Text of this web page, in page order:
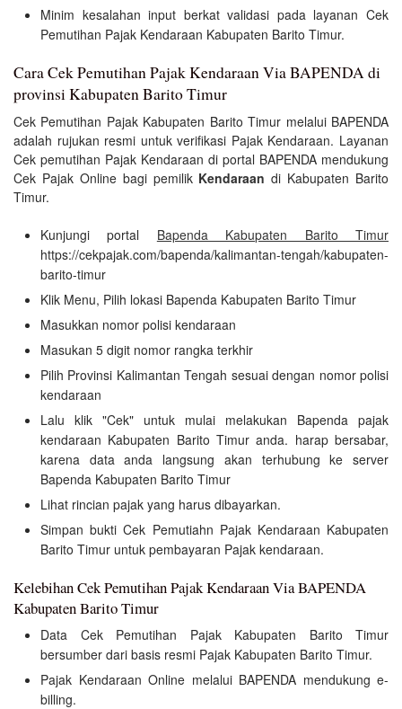
Minim kesalahan input berkat validasi pada layanan Cek
Pemutihan Pajak Kendaraan Kabupaten Barito Timur.
Cara Cek Pemutihan Pajak Kendaraan Via BAPENDA di
provinsi Kabupaten Barito Timur
Cek Pemutihan Pajak Kabupaten Barito Timur melalui BAPENDA
adalah rujukan resmi untuk verifikasi Pajak Kendaraan. Layanan
Cek pemutihan Pajak Kendaraan di portal BAPENDA mendukung
Cek Pajak Online bagi pemilik Kendaraan di Kabupaten Barito
Timur.
Kunjungi portal Bapenda Kabupaten Barito Timur
https://cekpajak.com/bapenda/kalimantan-tengah/kabupaten-
barito-timur
Klik Menu, Pilih lokasi Bapenda Kabupaten Barito Timur
Masukkan nomor polisi kendaraan
Masukan 5 digit nomor rangka terkhir
Pilih Provinsi Kalimantan Tengah sesuai dengan nomor polisi
kendaraan
Lalu klik "Cek" untuk mulai melakukan Bapenda pajak
kendaraan Kabupaten Barito Timur anda. harap bersabar,
karena data anda langsung akan terhubung ke server
Bapenda Kabupaten Barito Timur
Lihat rincian pajak yang harus dibayarkan.
Simpan bukti Cek Pemutiahn Pajak Kendaraan Kabupaten
Barito Timur untuk pembayaran Pajak kendaraan.
Kelebihan Cek Pemutihan Pajak Kendaraan Via BAPENDA
Kabupaten Barito Timur
Data Cek Pemutihan Pajak Kabupaten Barito Timur
bersumber dari basis resmi Pajak Kabupaten Barito Timur.
Pajak Kendaraan Online melalui BAPENDA mendukung e-
billing.